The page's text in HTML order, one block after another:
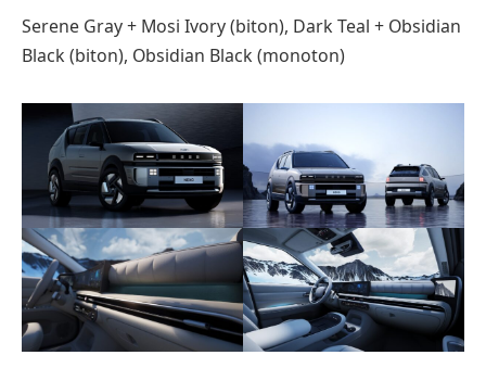
Serene Gray + Mosi Ivory (biton), Dark Teal + Obsidian
Black (biton), Obsidian Black (monoton)